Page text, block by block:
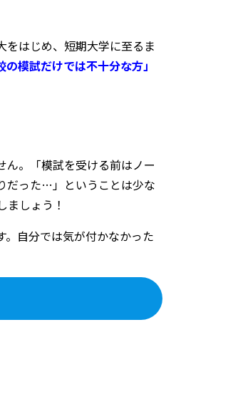
をはじめ、短期大学に至るま
模試だけでは不十分な方」
ん。「模試を受ける前はノー
だった…」ということは少な
しょう！
自分では気が付かなかった